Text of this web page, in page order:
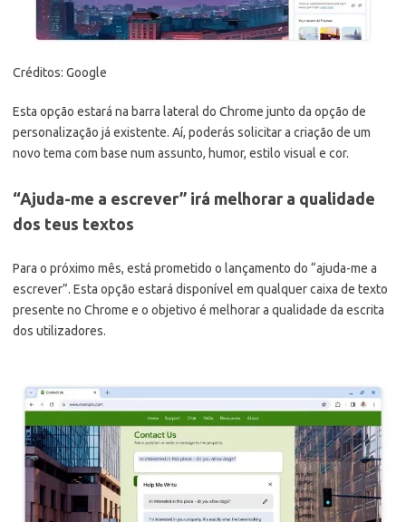
Créditos: Google
Esta opção estará na barra lateral do Chrome junto da opção de
personalização já existente. Aí, poderás solicitar a criação de um
novo tema com base num assunto, humor, estilo visual e cor.
“Ajuda-me a escrever” irá melhorar a qualidade
dos teus textos
Para o próximo mês, está prometido o lançamento do “ajuda-me a
escrever”. Esta opção estará disponível em qualquer caixa de texto
presente no Chrome e o objetivo é melhorar a qualidade da escrita
dos utilizadores.